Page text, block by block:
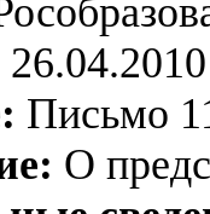
Письмо
О